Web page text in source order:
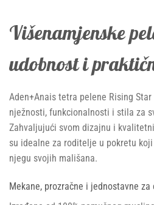
Višenamjenske
udobnost i
Aden+Anais tetra pelene Rising
nježnosti, funkcionalnosti i stila za
Zahvaljujući svom dizajnu i
su idealne za roditelje u pokretu
njegu svojih mališana.
Mekane, prozračne i jednostavne za